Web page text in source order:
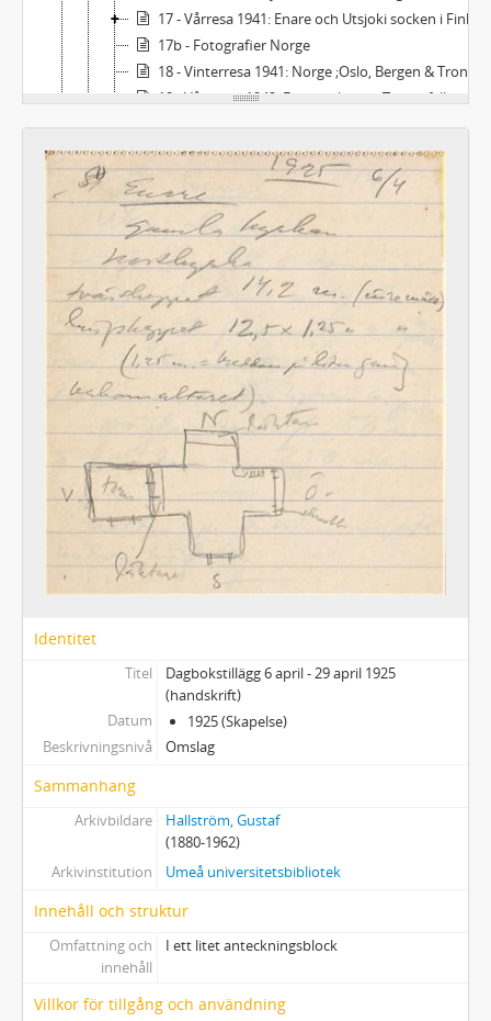
17 - Vårresa 1941: Enare och Utsjoki socken i Finland samt områdena kring Tana älv i Norge
17b - Fotografier Norge
18 - Vinterresa 1941: Norge ;Oslo, Bergen & Trondheim
19 - Vårresan 1942: Finnmarks och Troms fylken i Nordnorge
20 - Resan 1943: Oslo
2 - Handlingar rörande arkeologiska och etnografiska undersökningar i Sverige och andra länder
3 - Ämnesordnade handlingar rörande arkeologiska fynd och etnografiska företeelser
4 - Anteckningar från svenska och utländska museer och arkiv
5 - Uppdrag för svenska Röda Korsets hjälpkommitté för krigsfångar
6 - Verksamhet inom frivilligrörelsen under första och andra världskriget
7 - Verksamhet inom föreningar och samfund
E - Samlingar
F - Övrigt
Identitet
Titel
Dagbokstillägg 6 april - 29 april 1925
(handskrift)
Datum
1925 (Skapelse)
Beskrivningsnivå
Omslag
Sammanhang
Arkivbildare
Hallström, Gustaf
(1880-1962)
Arkivinstitution
Umeå universitetsbibliotek
Innehåll och struktur
Omfattning och
innehåll
I ett litet anteckningsblock
Villkor för tillgång och användning